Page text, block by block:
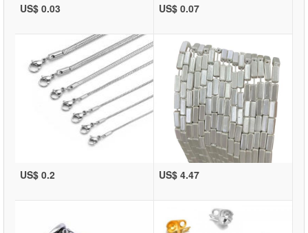
US$ 0.03 US$ 0.07
US$ 0.2 US$ 4.47